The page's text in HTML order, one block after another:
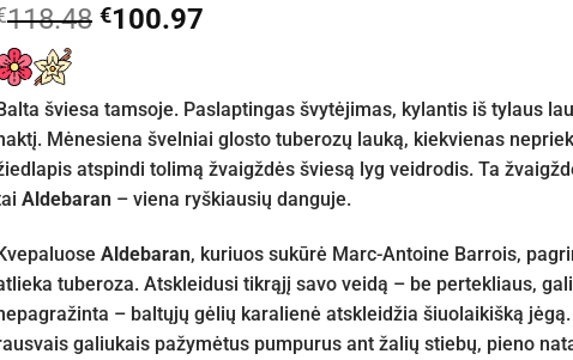
118.48 Original
€118.48.
€100.97
€100.97.
šviesa tamsoje. Paslaptingas švytėjimas, kylantis iš tylaus
Mėnesiena švelniai glosto tuberozų lauką, kiekvienas
atspindi tolimą žvaigždės šviesą lyg veidrodis. Ta
Aldebaran – viena ryškiausių danguje.
Aldebaran, kuriuos sukūrė Marc-Antoine Barrois,
tuberoza. Atskleidusi tikrąjį savo veidą – be pertekliaus,
– baltųjų gėlių karalienė atskleidžia šiuolaikišką
galiukais pažymėtus pumpurus ant žalių stiebų, pieno